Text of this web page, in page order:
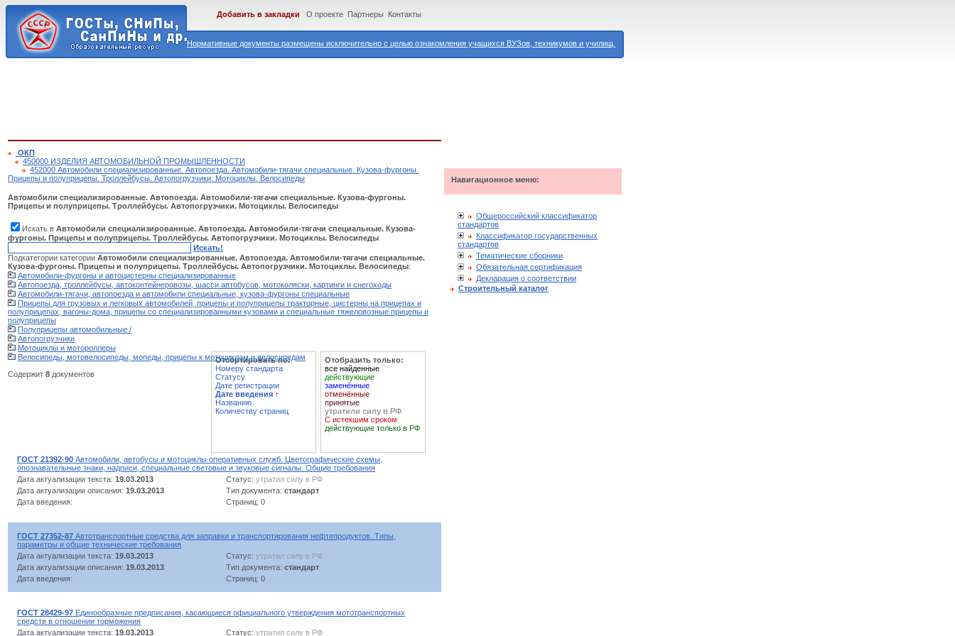
Нормативные документы размещены исключительно с целью ознакомления учащихся ВУЗов, техникумов и училищ.
Добавить в закладки О проекте Партнеры Контакты
ОКП
450000 ИЗДЕЛИЯ АВТОМОБИЛЬНОЙ ПРОМЫШЛЕННОСТИ
452000 Автомобили специализированные. Автопоезда. Автомобили-тягачи специальные. Кузова-фургоны.
Прицепы и полуприцепы. Троллейбусы. Автопогрузчики. Мотоциклы. Велосипеды
Автомобили специализированные. Автопоезда. Автомобили-тягачи специальные. Кузова-фургоны.
Прицепы и полуприцепы. Троллейбусы. Автопогрузчики. Мотоциклы. Велосипеды
Искать в Автомобили специализированные. Автопоезда. Автомобили-тягачи специальные. Кузова-
фургоны. Прицепы и полуприцепы. Троллейбусы. Автопогрузчики. Мотоциклы. Велосипеды
Искать!
Подкатегории категории Автомобили специализированные. Автопоезда. Автомобили-тягачи специальные.
Кузова-фургоны. Прицепы и полуприцепы. Троллейбусы. Автопогрузчики. Мотоциклы. Велосипеды:
Автомобили-фургоны и автоцистерны специализированные
Автопоезда, троллейбусы, автоконтейнеровозы, шасси автобусов, мотоколяски, картинги и снегоходы
Автомобили-тягачи, автопоезда и автомобили специальные, кузова-фургоны специальные
Прицепы для грузовых и легковых автомобилей, прицепы и полуприцепы тракторные, цистерны на прицепах и
полуприцепах, вагоны-дома, прицепы со специализированными кузовами и специальные тяжеловозные прицепы и
полуприцепы
Полуприцепы автомобильные /
Автопогрузчики
Мотоциклы и мотороллеры
Велосипеды, мотовелосипеды, мопеды, прицепы к мотоциклам и велосипедам
Содержит 8 документов
Отсортировать по:
Номеру стандарта
Статусу
Дате регистрации
Дате введения ↑
Названию
Количеству страниц
Отобразить только:
все найденные
действующие
заменённые
отменённые
принятые
утратили силу в РФ
С истекшим сроком
действующие только в РФ
ГОСТ 21392-90 Автомобили, автобусы и мотоциклы оперативных служб. Цветографические схемы,
опознавательные знаки, надписи, специальные световые и звуковые сигналы. Общие требования
Дата актуализации текста: 19.03.2013 Статус: утратил силу в РФ
Дата актуализации описания: 19.03.2013 Тип документа: стандарт
Дата введения:
Страниц: 0
ГОСТ 27352-87 Автотранспортные средства для заправки и транспортирования нефтепродуктов. Типы,
параметры и общие технические требования
Дата актуализации текста: 19.03.2013 Статус: утратил силу в РФ
Дата актуализации описания: 19.03.2013 Тип документа: стандарт
Дата введения:
Страниц: 0
ГОСТ 28429-97 Единообразные предписания, касающиеся официального утверждения мототранспортных
средств в отношении торможения
Дата актуализации текста: 19.03.2013 Статус: утратил силу в РФ
Навигационное меню:
Общероссийский классификатор
стандартов
Классификатор государственных
стандартов
Тематические сборники
Обязательная сертификация
Декларация о соответствии
Строительный каталог